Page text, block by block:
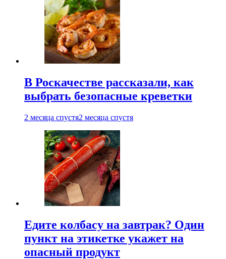
В Роскачестве рассказали, как
выбрать безопасные креветки
2 месяца спустя2 месяца спустя
Едите колбасу на завтрак? Один
пункт на этикетке укажет на
опасный продукт